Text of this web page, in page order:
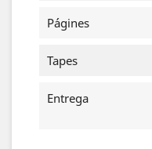
Págines
Tapes
Entrega